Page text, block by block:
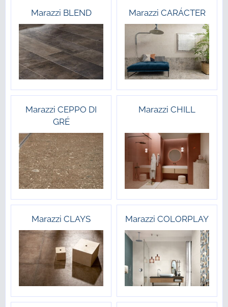
Marazzi BLEND Marazzi CARÁCTER
Marazzi CEPPO DI
GRÉ
Marazzi CHILL
Marazzi CLAYS Marazzi COLORPLAY